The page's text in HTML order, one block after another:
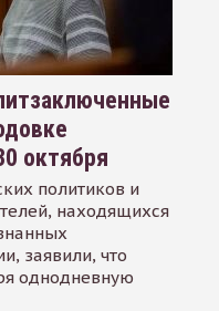
октября
политиков и
находящихся
заявили, что
однодневную